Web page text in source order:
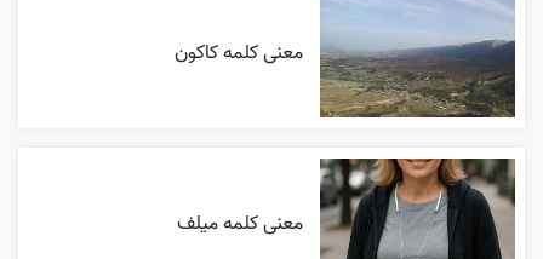
معنی کلمه کاکون
معنی کلمه میلف